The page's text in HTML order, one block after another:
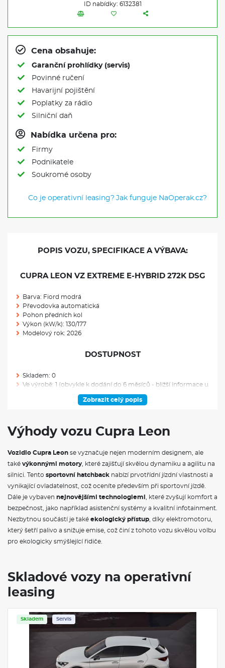
ID nabídky: 6132381
Cena obsahuje:
Garanční prohlídky (servis)
Povinné ručení
Havarijní pojištění
Poplatky za rádio
Silniční daň
Nabídka určena pro:
Firmy
Podnikatele
Soukromé osoby
Co je operativní leasing? Jak funguje NaOperak.cz?
POPIS VOZU, SPECIFIKACE A VÝBAVA:
CUPRA LEON VZ EXTREME E-HYBRID 272K DSG
Barva: Fiord modrá
Převodovka automatická
Pohon předních kol
Výkon (kW/k): 130/177
Modelový rok: 2026
DOSTUPNOST
Skladem: 0
Ve výrobě: 1 (obvykle k dodání do 6 měsíců - bližší informace u
Prodloužená záruka výrobce na 5 let nebo, maximálně 100
a 3leté prodloužené záruky výrobce. Prodloužená záruka je
poskytována u všech autorizovaných servisů CUPRA a je v
plném rozsahu záručních podmínek stanovených výrobcem).
VÝBAVA VE VÝBAVA STUPNI
19" kola z lehkých slitin POLAR Copper, broušená,
černá/měděná, pneumatiky 235/35 R19 Model kol POLAR
Copper je základní varianta pro model VZ Extreme.
Adaptivní regulace podvozku DCC, změna nastavení v
závislosti na jízdním režimu nebo individuálně až v 15 úrovních
Aerodynamický střešní spoiler, lakovaný v odstínu Midnight
Airbag řidiče a spolujezdce, deaktivovatelný airbag
spolujezdce, kolenní airbag řidiče
Alarm, vč. monitorování interiéru a ochrany před odtažením
Automatická klimatizace Climatronic, 3zónová
Bezpečnostní šrouby litých kol
Zobrazit celý popis
Výhody vozu Cupra Leon
Vozidlo Cupra Leon se vyznačuje nejen moderním designem, ale
také výkonnými motory , které zajišťují skvělou dynamiku a agilitu na
silnici. Tento sportovní hatchback nabízí prvotřídní jízdní vlastnosti a
vynikající ovladatelnost, což oceníte především při sportovní jízdě.
Dále je vybaven nejnovějšími technologiemi
, které zvyšují komfort a
bezpečnost, jako například asistenční systémy a kvalitní infotainment.
Nezbytnou součástí je také ekologický přístup , díky elektromotoru,
který šetří palivo a snižuje emise, což činí z tohoto vozu skvělou volbu
pro ekologicky smýšlející řidiče.
Skladové vozy na operativní
leasing
Skladem Servis